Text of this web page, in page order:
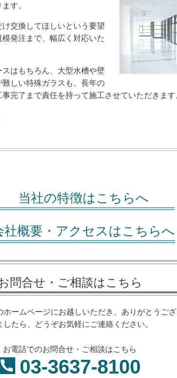
す。
交換してほしいという要望
発注まで、幅広く対応いた
はもちろん、大型水槽や壁
しい特殊ガラスも、長年の
完了まで責任を持って施工させていただきます
当社の特徴はこちらへ
社概要・アクセスはこちらへ
問合せ・ご相談はこちら
ームページにお越しいただき、ありがとうござ
たら、どうぞお気軽にご連絡ください。
お電話でのお問合せ・ご相談はこちら
03-3637-8100